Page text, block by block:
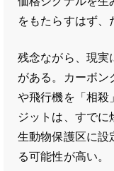
をもたらすはず、
残念ながら、現実
がある。カーボン
や飛行機を「相殺
ジットは、すで
生動物保護区に設
る可能性が高い。